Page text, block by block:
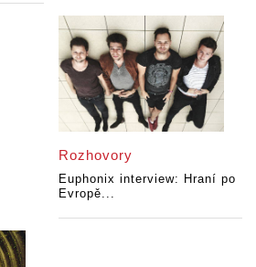
Rozhovory
Euphonix interview: Hraní po
Evropě...